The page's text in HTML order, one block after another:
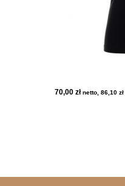
70,00zł netto,86,10zł